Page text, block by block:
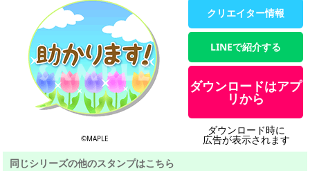
©MAPLE
クリエイター情報
LINEで紹介する
ダウンロードはアプ
リから
ダウンロード時に
広告が表示されます
同じシリーズの他のスタンプはこちら